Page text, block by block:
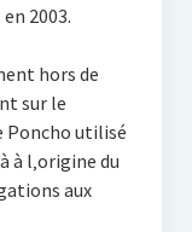
2003.
hors de
sur le
Poncho utilisé
à l‚origine du
aux